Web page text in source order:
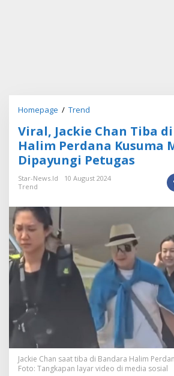
Homepage / Trend
r
a
l
,
J
k
a
n
T
i
b
a
d
B
a
n
Viral, Jackie Chan Tiba
Halim Perdana Kusuma
Dipayungi Petugas
Star-News.id
10 August 2024
Trend
Jackie Chan saat tiba di Bandara Halim
Foto: Tangkapan layar video di media sosial